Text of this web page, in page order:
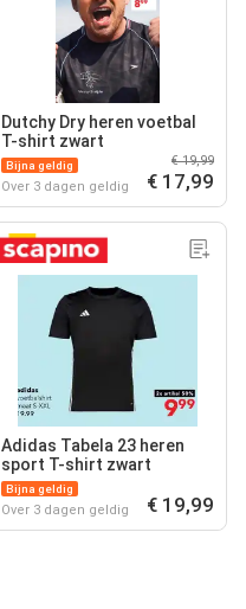
Dutchy Dry heren voetbal
T-shirt zwart
Bijna geldig
Over 3 dagen geldig
€ 19,99
€ 17,99
Adidas Tabela 23 heren
sport T-shirt zwart
Bijna geldig
Over 3 dagen geldig € 19,99